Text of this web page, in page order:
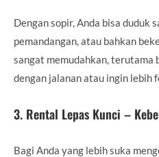
Dengan sopir, Anda bisa duduk
pemandangan, atau bahkan
sangat memudahkan, terutama
dengan jalanan atau ingin lebih
3. Rental Lepas Kunci –
Bagi Anda yang lebih suka